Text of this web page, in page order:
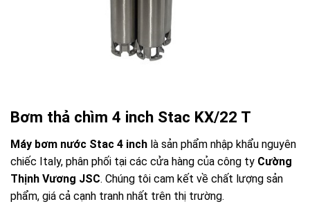
Bơm thả chìm 4 inch Stac KX/22 T
Máy bơm nước Stac 4 inch là sản phẩm nhập khẩu nguyên
chiếc Italy, phân phối tại các cửa hàng của công ty Cường
Thịnh Vương JSC. Chúng tôi cam kết về chất lượng sản
phẩm, giá cả cạnh tranh nhất trên thị trường.